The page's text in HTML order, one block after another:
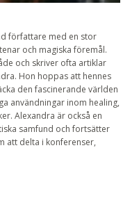
författare med en stor
och magiska föremål.
och skriver ofta artiklar
Hon hoppas att hennes
den fascinerande världen
användningar inom healing,
Alexandra är också en
samfund och fortsätter
att delta i konferenser,